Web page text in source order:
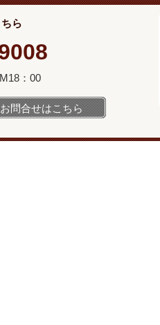
ら
：00
問合せはこちら